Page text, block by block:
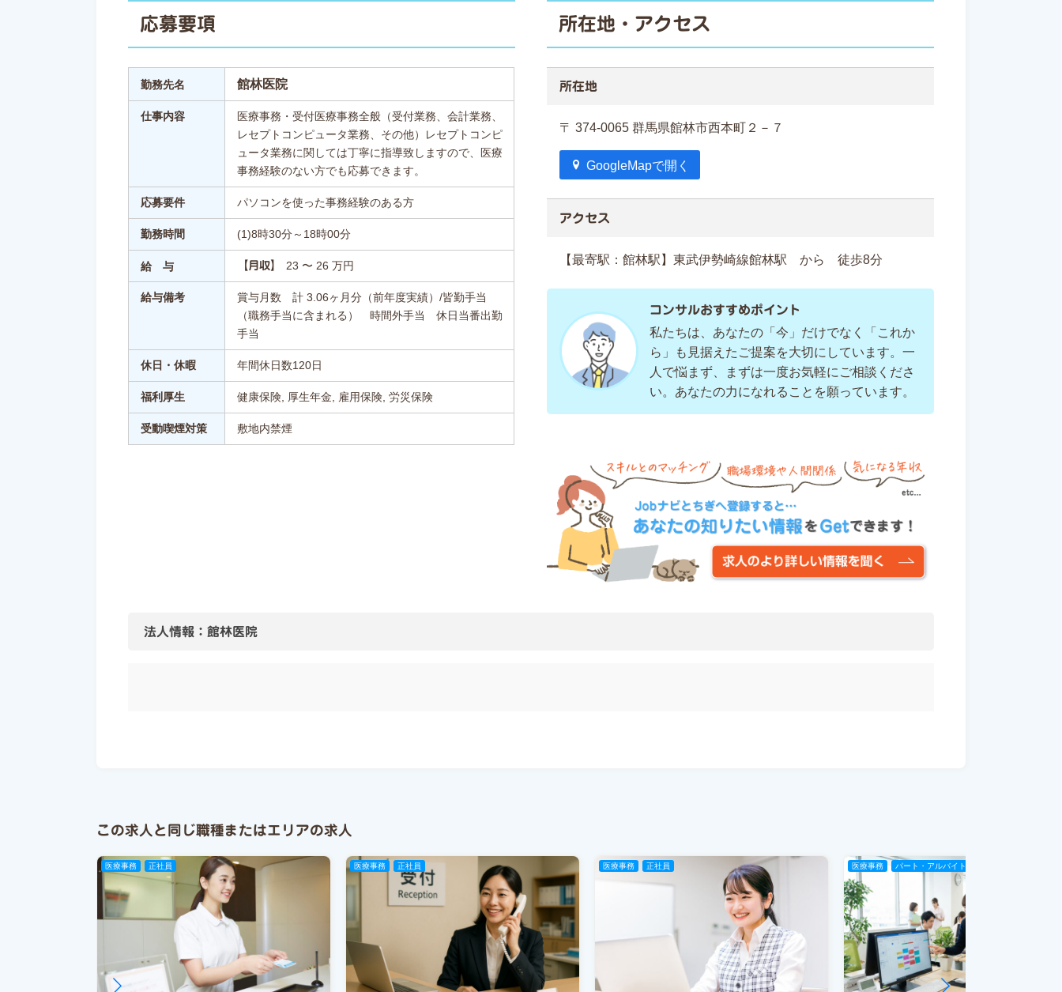
応募要項
勤務先名 館林医院
仕事内容
医療事務・受付医療事務全般（受付業務、会計業務、
レセプトコンピュータ業務、その他）レセプトコンピ
ュータ業務に関しては丁寧に指導致しますので、医療
事務経験のない方でも応募できます。
応募要件 パソコンを使った事務経験のある方
勤務時間 (1)8時30分～18時00分
給 与 【月収】 23 〜 26 万円
給与備考
賞与月数 計 3.06ヶ月分（前年度実績）/皆勤手当
（職務手当に含まれる） 時間外手当 休日当番出勤
手当
休日・休暇 年間休日数120日
福利厚生 健康保険, 厚生年金, 雇用保険, 労災保険
受動喫煙対策 敷地内禁煙
所在地・アクセス
所在地
〒 374-0065 群馬県館林市西本町２－７
GoogleMapで開く
アクセス
【最寄駅：館林駅】東武伊勢崎線館林駅 から 徒歩8分
コンサルおすすめポイント
私たちは、あなたの「今」だけでなく「これか
ら」も見据えたご提案を大切にしています。一
人で悩まず、まずは一度お気軽にご相談くださ
い。あなたの力になれることを願っています。
法人情報：館林医院
この求人と同じ職種またはエリアの求人
医療事務 正社員 医療事務 正社員 医療事務 正社員 医療事務 パート・アルバイト